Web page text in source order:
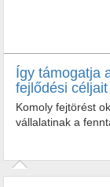
Így támogatja
fejlődési céljait
Komoly fejtörést
vállalatinak a
vállalatinak a